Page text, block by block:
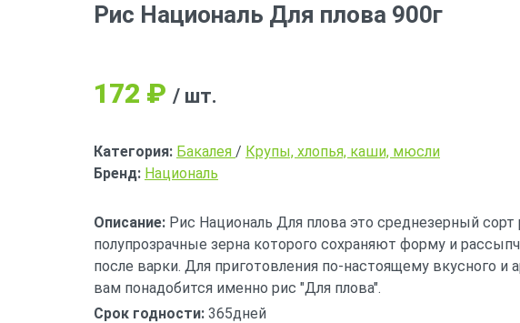
Рис Националь Для плова 900г
172 ₽ / шт.
Категория: Бакалея / Крупы, хлопья, каши, мюсли
Бренд: Националь
Описание: Рис Националь Для плова это среднезерный сорт
полупрозрачные зерна которого сохраняют форму и
после варки. Для приготовления по-настоящему вкусного и
вам понадобится именно рис "Для плова".
Срок годности: 365дней